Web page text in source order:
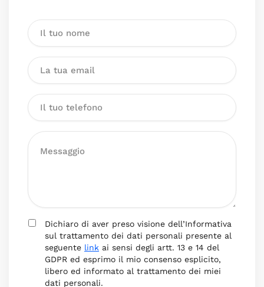
Dichiaro di aver preso visione dell’Informativa
sul trattamento dei dati personali presente al
seguente link ai sensi degli artt. 13 e 14 del
GDPR ed esprimo il mio consenso esplicito,
libero ed informato al trattamento dei miei
dati personali.